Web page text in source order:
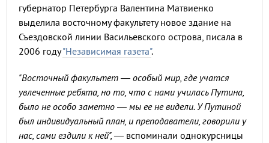
губернатор Петербурга Валентина Матвиенко
выделила восточному факультету новое здание на
Съездовской линии Васильевского острова, писала в
2006 году"Независимая газета".
"Восточный факультет — особый мир, где учатся
увлеченные ребята, но то, что с нами училась Путина,
было не особо заметно — мы ее не видели. У Путиной
был индивидуальный план, и преподаватели, говорили у
нас, сами ездили к ней", — вспоминали однокурсницы